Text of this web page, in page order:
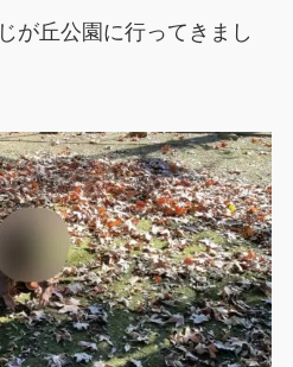
が丘公園に行ってきまし